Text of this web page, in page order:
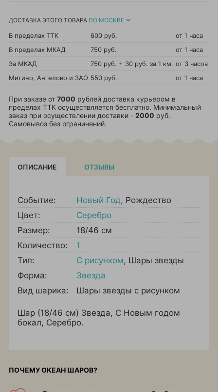
ДОСТАВКА ЭТОГО ТОВАРА ПО МОСКВЕ
В пределах ТТК 600 руб.
от 1 часа
В пределах МКАД
750 руб.
от 1 часа
За МКАД
750 руб. + 30 руб. за 1 км. от 3 часов
Митино, Ангелово и ЗАО 550 руб. от 1 часа
При заказе от 7000 рублей доставка курьером в
пределах ТТК осуществляется бесплатно. Минимальный
заказ при осуществлении доставки - 2000 руб.
Самовывоз без ограничений.
ОПИСАНИЕ ОТЗЫВЫ
Событие: Новый Год, Рождество
Цвет:
Серебро
Размер:
18/46 см
Количество:
1
Тип:
С рисунком, Шары звезды
Форма:
Звезда
Вид шарика:
Шары звезды с рисунком
Шар (18/46 см) Звезда, С Новым годом
бокал, Серебро.
ПОЧЕМУ ОКЕАН ШАРОВ?